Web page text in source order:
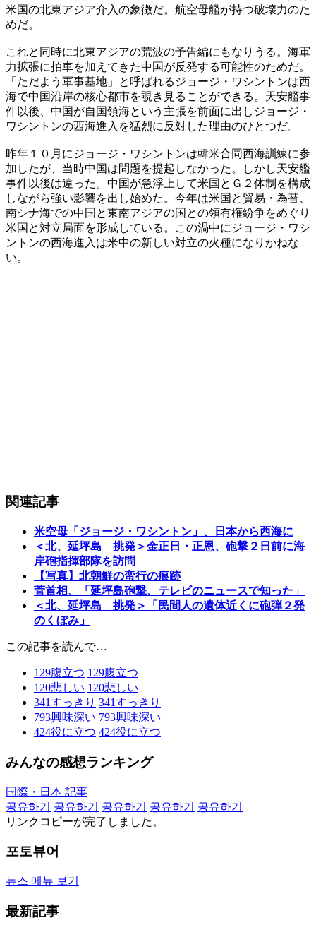
米国の北東アジア介入の象徴だ。航空母艦が持つ破壊力のた
めだ。
これと同時に北東アジアの荒波の予告編にもなりうる。海軍
力拡張に拍車を加えてきた中国が反発する可能性のためだ。
「ただよう軍事基地」と呼ばれるジョージ・ワシントンは西
海で中国沿岸の核心都市を覗き見ることができる。天安艦事
件以後、中国が自国領海という主張を前面に出しジョージ・
ワシントンの西海進入を猛烈に反対した理由のひとつだ。
昨年１０月にジョージ・ワシントンは韓米合同西海訓練に参
加したが、当時中国は問題を提起しなかった。しかし天安艦
事件以後は違った。中国が急浮上して米国とＧ２体制を構成
しながら強い影響を出し始めた。今年は米国と貿易・為替、
南シナ海での中国と東南アジアの国との領有権紛争をめぐり
米国と対立局面を形成している。この渦中にジョージ・ワシ
ントンの西海進入は米中の新しい対立の火種になりかねな
い。
関連記事
米空母「ジョージ・ワシントン」、日本から西海に
＜北、延坪島 挑発＞金正日・正恩、砲撃２日前に海
岸砲指揮部隊を訪問
【写真】北朝鮮の蛮行の痕跡
菅首相、「延坪島砲撃、テレビのニュースで知った」
＜北、延坪島 挑発＞「民間人の遺体近くに砲弾２発
のくぼみ」
この記事を読んで…
129腹立つ 129腹立つ
120悲しい 120悲しい
341すっきり 341すっきり
793興味深い 793興味深い
424役に立つ 424役に立つ
みんなの感想ランキング
国際・日本 記事
공유하기
공유하기 공유하기 공유하기
공유하기
リンクコピーが完了しました。
포토뷰어
뉴스 메뉴 보기
最新記事